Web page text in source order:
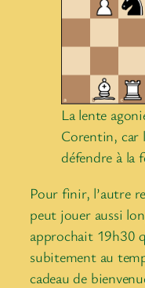
La lente
Corentin, car
défendre à la
Pour finir, l’autre
peut jouer aussi
approchait 19h30
subitement au
cadeau de